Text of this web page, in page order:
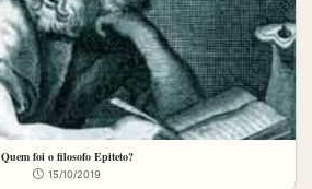
Quem foi o filosofo Epiteto?
15/10/2019